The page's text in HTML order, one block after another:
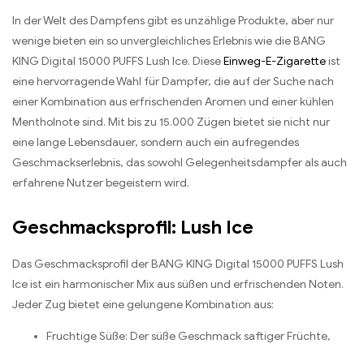
In der Welt des Dampfens gibt es unzählige Produkte, aber nur
wenige bieten ein so unvergleichliches Erlebnis wie die BANG
KING Digital 15000 PUFFS Lush Ice. DieseEinweg-E-Zigaretteist
eine hervorragende Wahl für Dampfer, die auf der Suche nach
einer Kombination aus erfrischenden Aromen und einer kühlen
Mentholnote sind. Mit bis zu 15.000 Zügen bietet sie nicht nur
eine lange Lebensdauer, sondern auch ein aufregendes
Geschmackserlebnis, das sowohl Gelegenheitsdampfer als auch
erfahrene Nutzer begeistern wird.
Geschmacksprofil: Lush Ice
Das Geschmacksprofil der BANG KING Digital 15000 PUFFS Lush
Ice ist ein harmonischer Mix aus süßen und erfrischenden Noten.
Jeder Zug bietet eine gelungene Kombination aus:
Fruchtige Süße: Der süße Geschmack saftiger Früchte,